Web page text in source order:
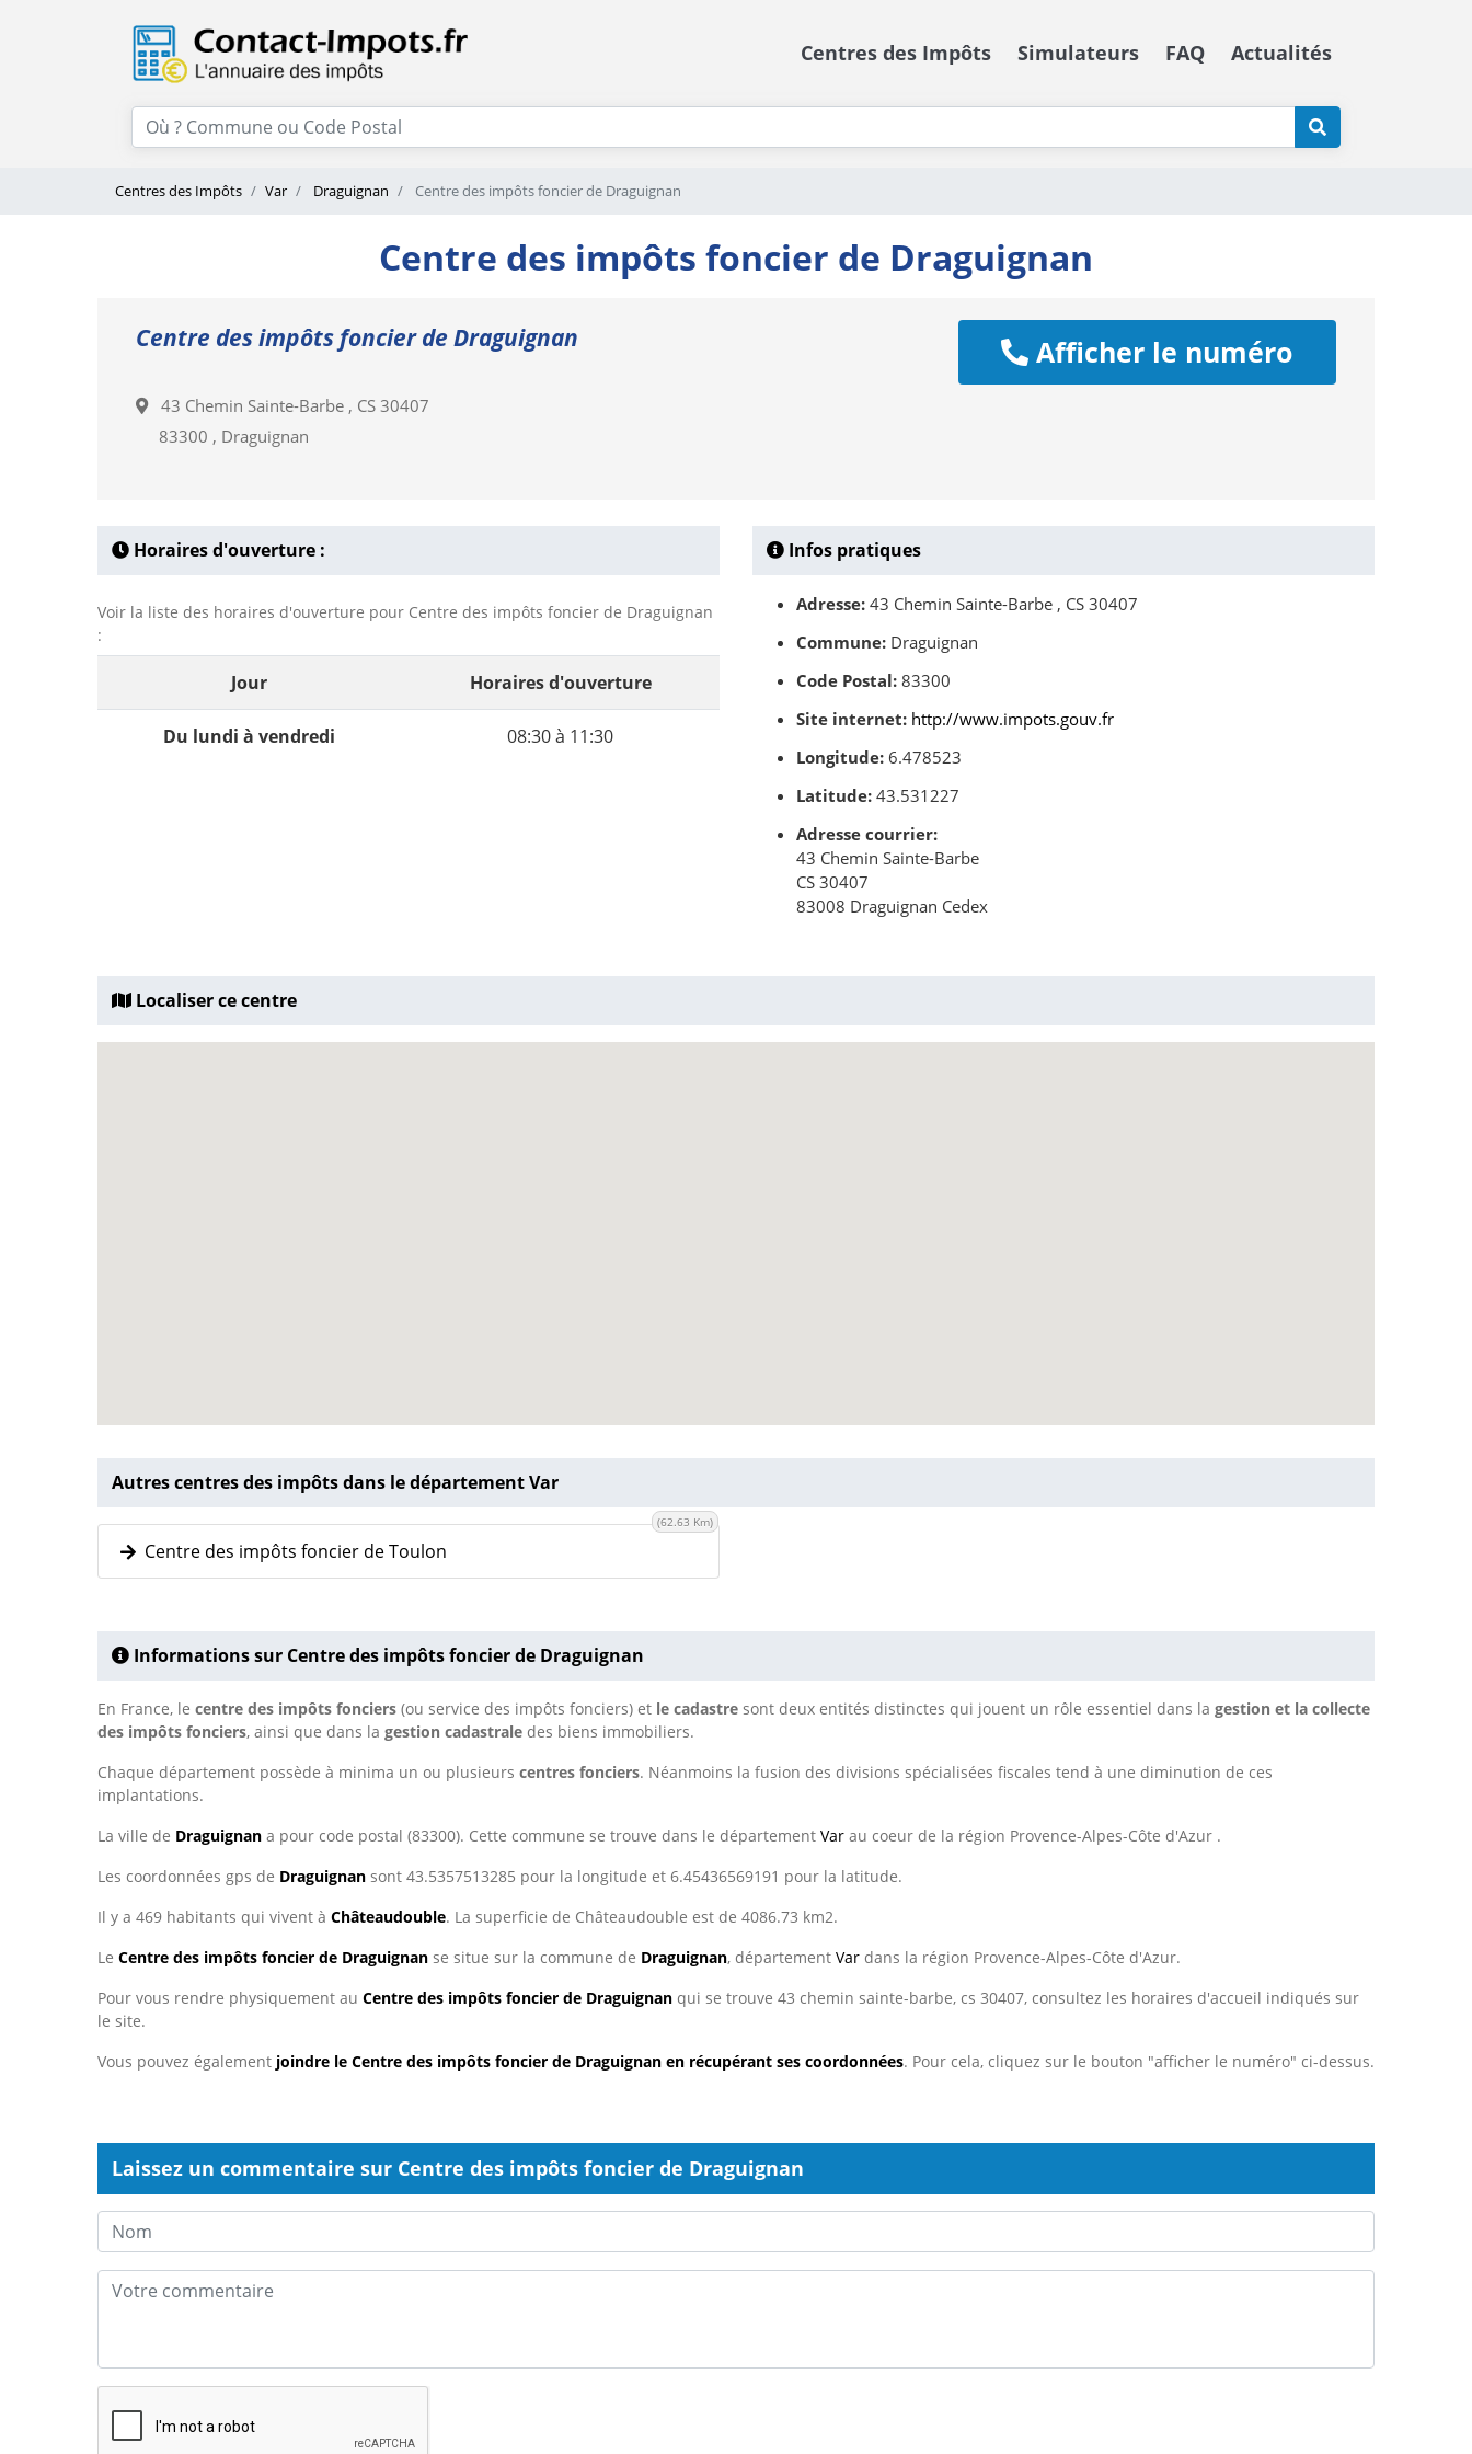
Centres des Impôts Simulateurs FAQ Actualités
Centres des Impôts Var Draguignan Centre des impôts foncier de Draguignan
Centre des impôts foncier de Draguignan
Centre des impôts foncier de Draguignan
43 Chemin Sainte-Barbe , CS 30407
83300 , Draguignan
Afficher le numéro
Horaires d'ouverture :
Voir la liste des horaires d'ouverture pour Centre des impôts foncier de Draguignan
:
Jour Horaires d'ouverture
Du lundi à vendredi 08:30 à 11:30
Infos pratiques
Adresse: 43 Chemin Sainte-Barbe , CS 30407
Commune: Draguignan
Code Postal: 83300
Site internet: http://www.impots.gouv.fr
Longitude: 6.478523
Latitude: 43.531227
Adresse courrier:
43 Chemin Sainte-Barbe
CS 30407
83008 Draguignan Cedex
Localiser ce centre
Autres centres des impôts dans le département Var
Centre des impôts foncier de Toulon
(62.63 Km)
Informations sur Centre des impôts foncier de Draguignan
En France, le centre des impôts fonciers (ou service des impôts fonciers) et le cadastre sont deux entités distinctes qui jouent un rôle essentiel dans la gestion et la collecte
des impôts fonciers, ainsi que dans la gestion cadastrale des biens immobiliers.
Chaque département possède à minima un ou plusieurs centres fonciers. Néanmoins la fusion des divisions spécialisées fiscales tend à une diminution de ces
implantations.
La ville de Draguignan a pour code postal (83300). Cette commune se trouve dans le département Var au coeur de la région Provence-Alpes-Côte d'Azur .
Les coordonnées gps de Draguignan sont 43.5357513285 pour la longitude et 6.45436569191 pour la latitude.
Il y a 469 habitants qui vivent à Châteaudouble. La superficie de Châteaudouble est de 4086.73 km2.
Le Centre des impôts foncier de Draguignan se situe sur la commune de Draguignan, département Var dans la région Provence-Alpes-Côte d'Azur.
Pour vous rendre physiquement au Centre des impôts foncier de Draguignan qui se trouve 43 chemin sainte-barbe, cs 30407, consultez les horaires d'accueil indiqués sur
le site.
Vous pouvez également joindre le Centre des impôts foncier de Draguignan en récupérant ses coordonnées. Pour cela, cliquez sur le bouton "afficher le numéro" ci-dessus.
Laissez un commentaire sur Centre des impôts foncier de Draguignan